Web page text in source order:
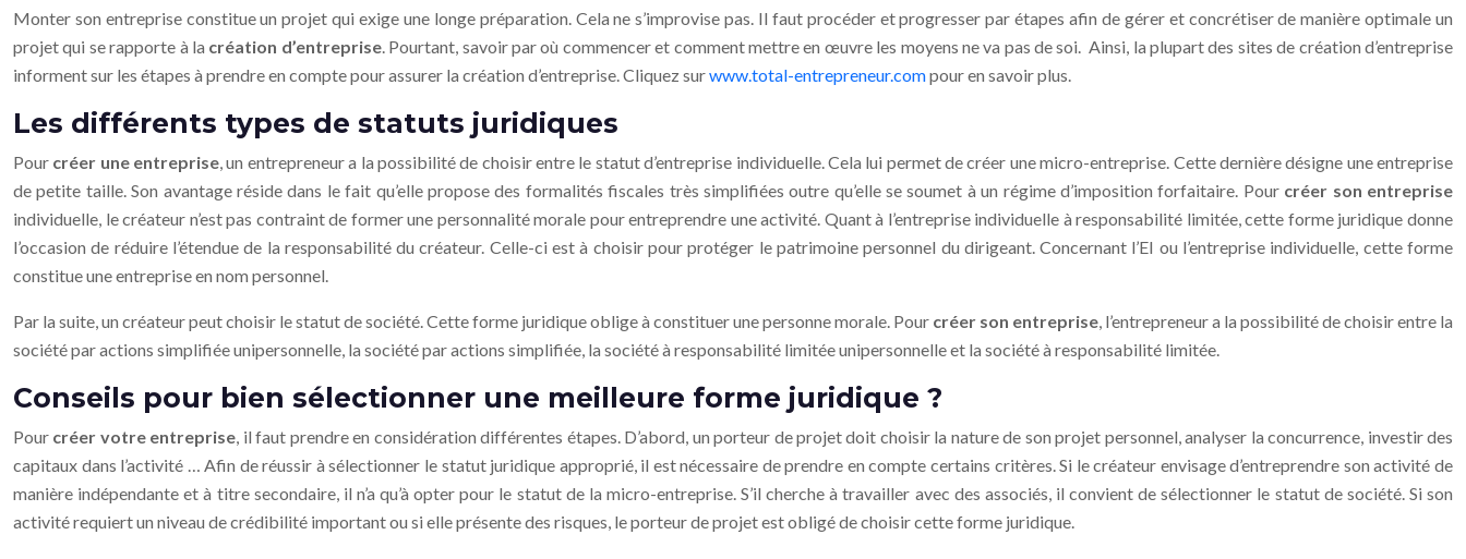
Monter son entreprise constitue un projet qui exige une longe préparation. Cela ne s’improvise pas. Il faut procéder et progresser par étapes afin de gérer et concrétiser de manière optimale un
projet qui se rapporte à la création d’entreprise. Pourtant, savoir par où commencer et comment mettre en œuvre les moyens ne va pas de soi. Ainsi, la plupart des sites de création d’entreprise
informent sur les étapes à prendre en compte pour assurer la création d’entreprise. Cliquez surwww.total-entrepreneur.compour en savoir plus.
Les différents types de statuts juridiques
Pour créer une entreprise, un entrepreneur a la possibilité de choisir entre le statut d’entreprise individuelle. Cela lui permet de créer une micro-entreprise. Cette dernière désigne une entreprise
de petite taille. Son avantage réside dans le fait qu’elle propose des formalités fiscales très simplifiées outre qu’elle se soumet à un régime d’imposition forfaitaire. Pour créer son entreprise
individuelle, le créateur n’est pas contraint de former une personnalité morale pour entreprendre une activité. Quant à l’entreprise individuelle à responsabilité limitée, cette forme juridique donne
l’occasion de réduire l’étendue de la responsabilité du créateur. Celle-ci est à choisir pour protéger le patrimoine personnel du dirigeant. Concernant l’EI ou l’entreprise individuelle, cette forme
constitue une entreprise en nom personnel.
Par la suite, un créateur peut choisir le statut de société. Cette forme juridique oblige à constituer une personne morale. Pour créer son entreprise, l’entrepreneur a la possibilité de choisir entre la
société par actions simplifiée unipersonnelle, la société par actions simplifiée, la société à responsabilité limitée unipersonnelle et la société à responsabilité limitée.
Conseils pour bien sélectionner une meilleure forme juridique ?
Pour créer votre entreprise, il faut prendre en considération différentes étapes. D’abord, un porteur de projet doit choisir la nature de son projet personnel, analyser la concurrence, investir des
capitaux dans l’activité … Afin de réussir à sélectionner le statut juridique approprié, il est nécessaire de prendre en compte certains critères. Si le créateur envisage d’entreprendre son activité de
manière indépendante et à titre secondaire, il n’a qu’à opter pour le statut de la micro-entreprise. S’il cherche à travailler avec des associés, il convient de sélectionner le statut de société. Si son
activité requiert un niveau de crédibilité important ou si elle présente des risques, le porteur de projet est obligé de choisir cette forme juridique.